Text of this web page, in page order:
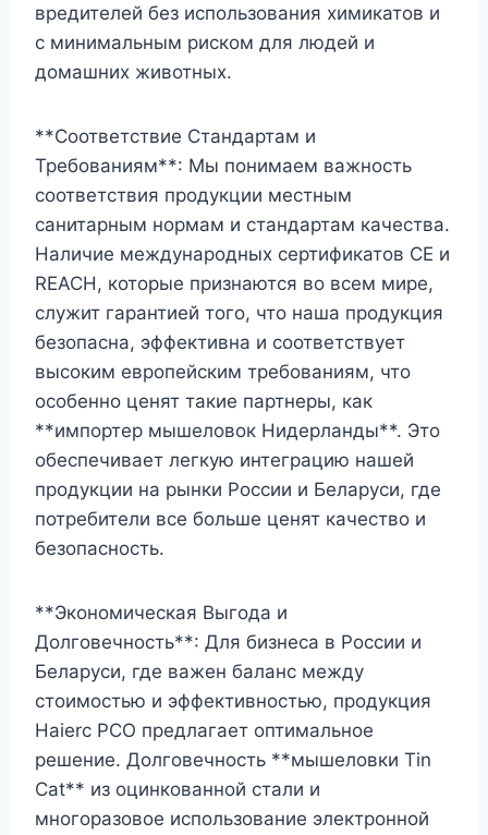
вредителей без использования химикатов и
с минимальным риском для людей и
домашних животных.
**Соответствие Стандартам и
Требованиям**: Мы понимаем важность
соответствия продукции местным
санитарным нормам и стандартам качества.
Наличие международных сертификатов CE и
REACH, которые признаются во всем мире,
служит гарантией того, что наша продукция
безопасна, эффективна и соответствует
высоким европейским требованиям, что
особенно ценят такие партнеры, как
**импортер мышеловок Нидерланды**. Это
обеспечивает легкую интеграцию нашей
продукции на рынки России и Беларуси, где
потребители все больше ценят качество и
безопасность.
**Экономическая Выгода и
Долговечность**: Для бизнеса в России и
Беларуси, где важен баланс между
стоимостью и эффективностью, продукция
Haierc PCO предлагает оптимальное
решение. Долговечность **мышеловки Tin
Cat** из оцинкованной стали и
многоразовое использование электронной